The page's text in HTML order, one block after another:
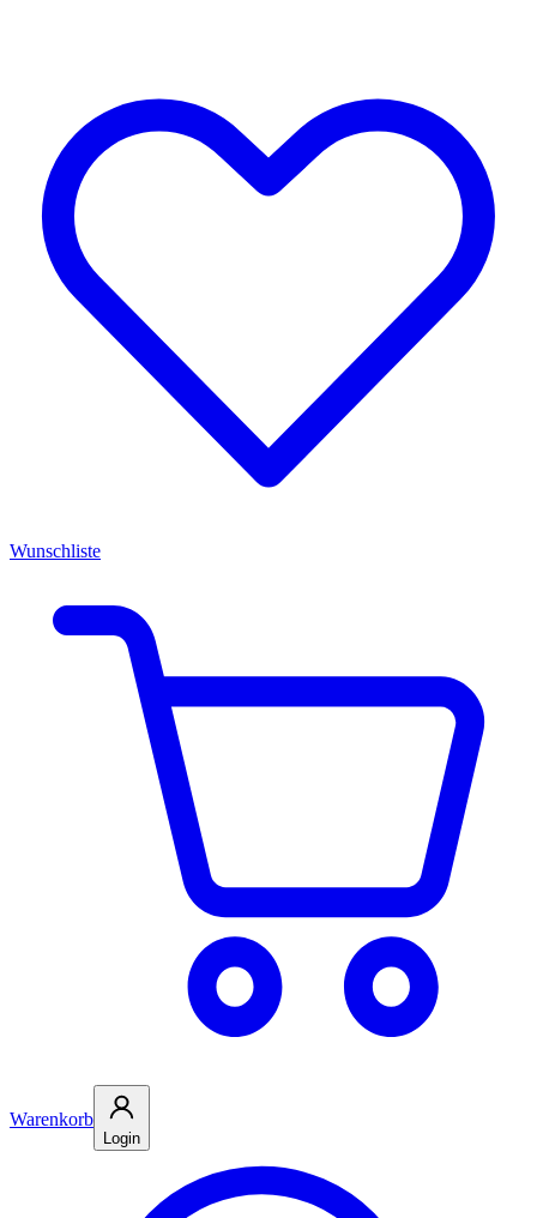
Wunschliste
Warenkorb
Login